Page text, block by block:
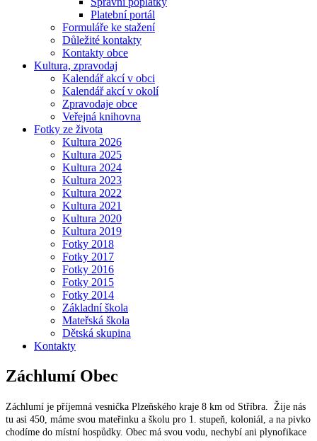
Platební portál
Formuláře ke stažení
Důležité kontakty
Kontakty obce
Kultura, zpravodaj
Kalendář akcí v obci
Kalendář akcí v okolí
Zpravodaje obce
Veřejná knihovna
Fotky ze života
Kultura 2026
Kultura 2025
Kultura 2024
Kultura 2023
Kultura 2022
Kultura 2021
Kultura 2020
Kultura 2019
Fotky 2018
Fotky 2017
Fotky 2016
Fotky 2015
Fotky 2014
Základní škola
Mateřská škola
Dětská skupina
Kontakty
Záchlumí Obec
Záchlumí je příjemná vesnička Plzeňského kraje 8 km od Stříbra. Žije nás
tu asi 450, máme svou mateřinku a školu pro 1. stupeň, koloniál, a na pivko
chodíme do místní hospůdky. Obec má svou vodu, nechybí ani plynofikace